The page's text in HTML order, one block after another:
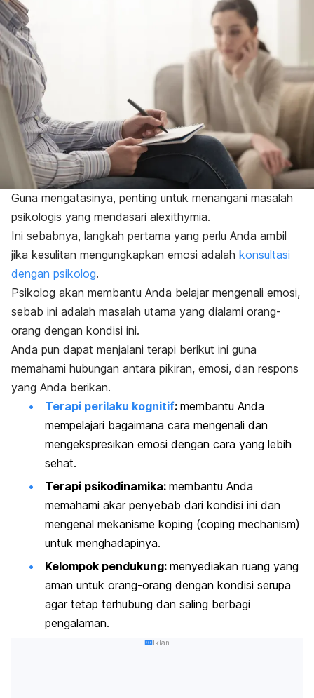
Guna mengatasinya, penting untuk menangani masalah
psikologis yang mendasari alexithymia.
Ini sebabnya, langkah pertama yang perlu Anda ambil
jika kesulitan mengungkapkan emosi adalah konsultasi
dengan psikolog.
Psikolog akan membantu Anda belajar mengenali emosi,
sebab ini adalah masalah utama yang dialami orang-
orang dengan kondisi ini.
Anda pun dapat menjalani terapi berikut ini guna
memahami hubungan antara pikiran, emosi, dan respons
yang Anda berikan.
Terapi perilaku kognitif: membantu Anda
mempelajari bagaimana cara mengenali dan
mengekspresikan emosi dengan cara yang lebih
sehat.
Terapi psikodinamika: membantu Anda
memahami akar penyebab dari kondisi ini dan
mengenal mekanisme koping (coping mechanism)
untuk menghadapinya.
Kelompok pendukung: menyediakan ruang yang
aman untuk orang-orang dengan kondisi serupa
agar tetap terhubung dan saling berbagi
pengalaman.
Iklan